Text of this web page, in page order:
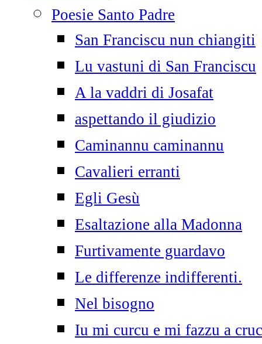
Poesie Santo Padre
San Franciscu nun chiangiti
Lu vastuni di San Franciscu
A la vaddri di Josafat
aspettando il giudizio
Caminannu caminannu
Cavalieri erranti
Egli Gesù
Esaltazione alla Madonna
Furtivamente guardavo
Le differenze indifferenti.
Nel bisogno
Iu mi curcu e mi fazzu a